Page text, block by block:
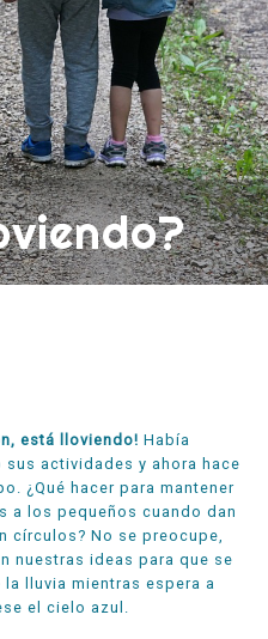
está lloviendo! Había
sus actividades y ahora hace
¿Qué hacer para mantener
a los pequeños cuando dan
círculos? No se preocupe,
nuestras ideas para que se
la lluvia mientras espera a
el cielo azul.